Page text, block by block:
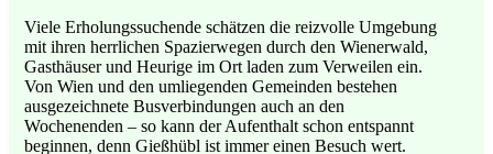
Viele Erholungssuchende schätzen die reizvolle Umgebung
mit ihren herrlichen Spazierwegen durch den Wienerwald,
Gasthäuser und Heurige im Ort laden zum Verweilen ein.
Von Wien und den umliegenden Gemeinden bestehen
ausgezeichnete Busverbindungen auch an den
Wochenenden – so kann der Aufenthalt schon entspannt
beginnen, denn Gießhübl ist immer einen Besuch wert.